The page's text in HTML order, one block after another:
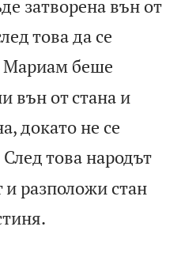
затворена вън от
това да се
Мариам беше
вън от стана и
докато не се
След това народът
и разположи стан